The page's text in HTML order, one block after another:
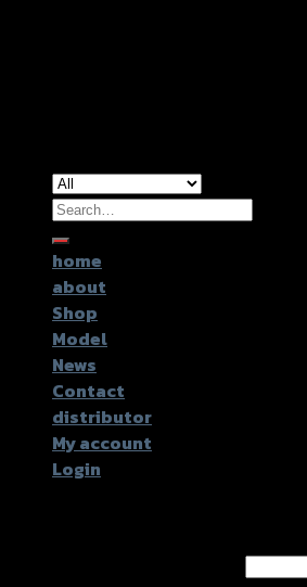
Search
for:
home
about
Shop
Model
News
Contact
distributor
My account
Login